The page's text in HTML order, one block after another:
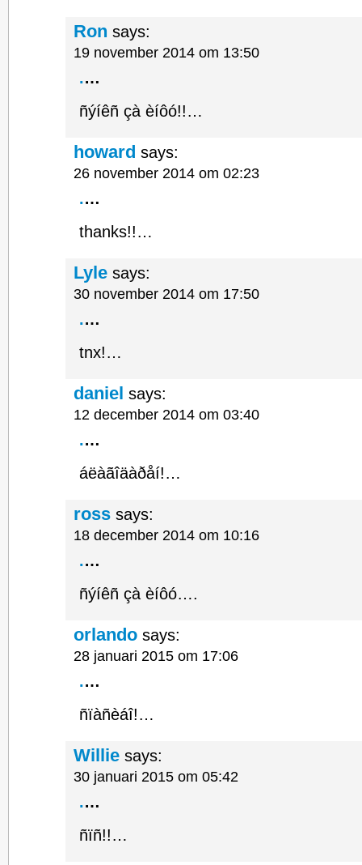
Ron says:
19 november 2014 om 13:50
.…
ñýíêñ çà èíôó!!…
howard says:
26 november 2014 om 02:23
.…
thanks!!…
Lyle says:
30 november 2014 om 17:50
.…
tnx!…
daniel says:
12 december 2014 om 03:40
.…
áëàãîäàðåí!…
ross says:
18 december 2014 om 10:16
.…
ñýíêñ çà èíôó….
orlando says:
28 januari 2015 om 17:06
.…
ñïàñèáî!…
Willie says:
30 januari 2015 om 05:42
.…
ñïñ!!…